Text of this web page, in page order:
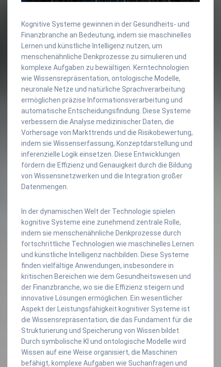
Kognitive Systeme gewinnen in der Gesundheits- und
Finanzbranche an Bedeutung, indem sie maschinelles
Lernen und künstliche Intelligenz nutzen, um
menschenähnliche Denkprozesse zu simulieren und
komplexe Aufgaben zu bewältigen. Kerntechnologien
wie Wissensrepräsentation, ontologische Modelle,
neuronale Netze und natürliche Sprachverarbeitung
ermöglichen präzise Informationsverarbeitung und
automatische Entscheidungsfindung. Diese Systeme
verbessern die Analyse medizinischer Daten, die
Vorhersage von Markttrends und die Risikobewertung,
indem sie Wissenserfassung, Konzeptdarstellung und
inferenzielle Logik einsetzen. Diese Entwicklungen
fördern die Effizienz und Genauigkeit durch die Bildung
von Wissensnetzwerken und die Integration großer
Datenmengen.
In der dynamischen Welt der Technologie spielen
kognitive Systeme eine zunehmend zentrale Rolle,
indem sie menschenähnliche Denkprozesse durch
fortschrittliche Technologien wie maschinelles Lernen
und künstliche Intelligenz nachbilden. Diese Systeme
finden vielfältige Anwendungen, insbesondere in
kritischen Bereichen wie dem Gesundheitswesen und
der Finanzbranche, wo sie die Effizienz steigern und
innovative Lösungen ermöglichen. Ein wesentlicher
Aspekt der Leistungsfähigkeit kognitiver Systeme ist
die Wissensrepräsentation, die das Fundament für die
Strukturierung und Speicherung von Wissen bildet.
Durch symbolische KI und ontologische Modelle wird
Wissen auf eine Weise organisiert, die Maschinen
befähigt, komplexe Aufgaben wie Suchanfragen und